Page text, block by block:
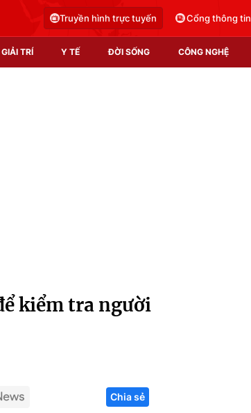
Truyền hình trực tuyến Cổng thông tin
GIẢI TRÍ Y TẾ ĐỜI SỐNG CÔNG NGHỆ
Infographic
Hitech Công nghệ tương lai
kiểm tra người
Chia sẻ